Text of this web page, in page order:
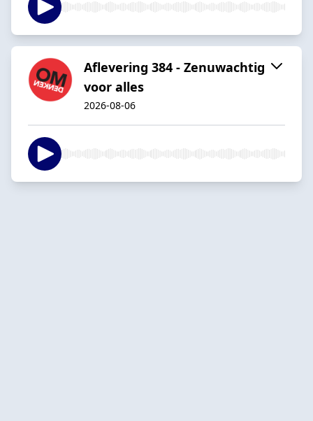
Aflevering 384 - Zenuwachtig
voor alles
2026-08-06